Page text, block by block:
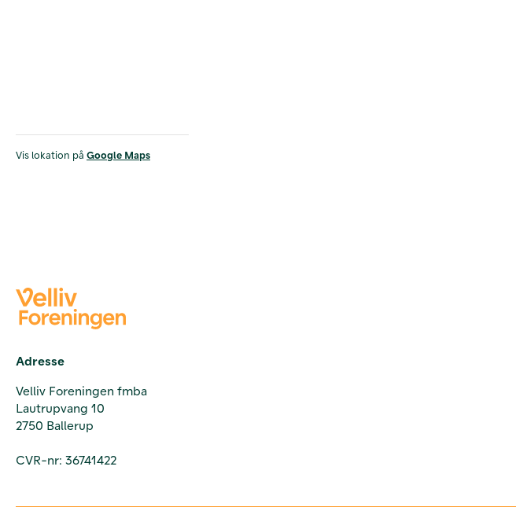
Vis lokation på Google Maps
Adresse
Velliv Foreningen fmba
Lautrupvang 10
2750 Ballerup
CVR-nr: 36741422